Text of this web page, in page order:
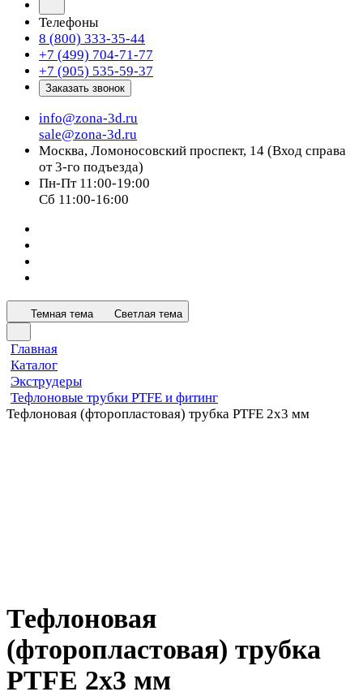
Телефоны
8 (800) 333-35-44
+7 (499) 704-71-77
+7 (905) 535-59-37
Заказать звонок
info@zona-3d.ru
sale@zona-3d.ru
Москва, Ломоносовский проспект, 14 (Вход справа
от 3-го подъезда)
Пн-Пт 11:00-19:00
Сб 11:00-16:00
Темная тема Светлая тема
Главная
Каталог
Экструдеры
Тефлоновые трубки PTFE и фитинг
Тефлоновая (фторопластовая) трубка PTFE 2x3 мм
Тефлоновая
(фторопластовая) трубка
PTFE 2x3 мм